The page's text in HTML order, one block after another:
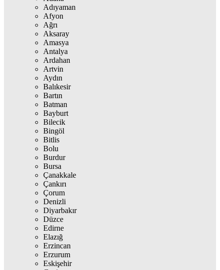
Adıyaman
Afyon
Ağrı
Aksaray
Amasya
Antalya
Ardahan
Artvin
Aydın
Balıkesir
Bartın
Batman
Bayburt
Bilecik
Bingöl
Bitlis
Bolu
Burdur
Bursa
Çanakkale
Çankırı
Çorum
Denizli
Diyarbakır
Düzce
Edirne
Elazığ
Erzincan
Erzurum
Eskişehir